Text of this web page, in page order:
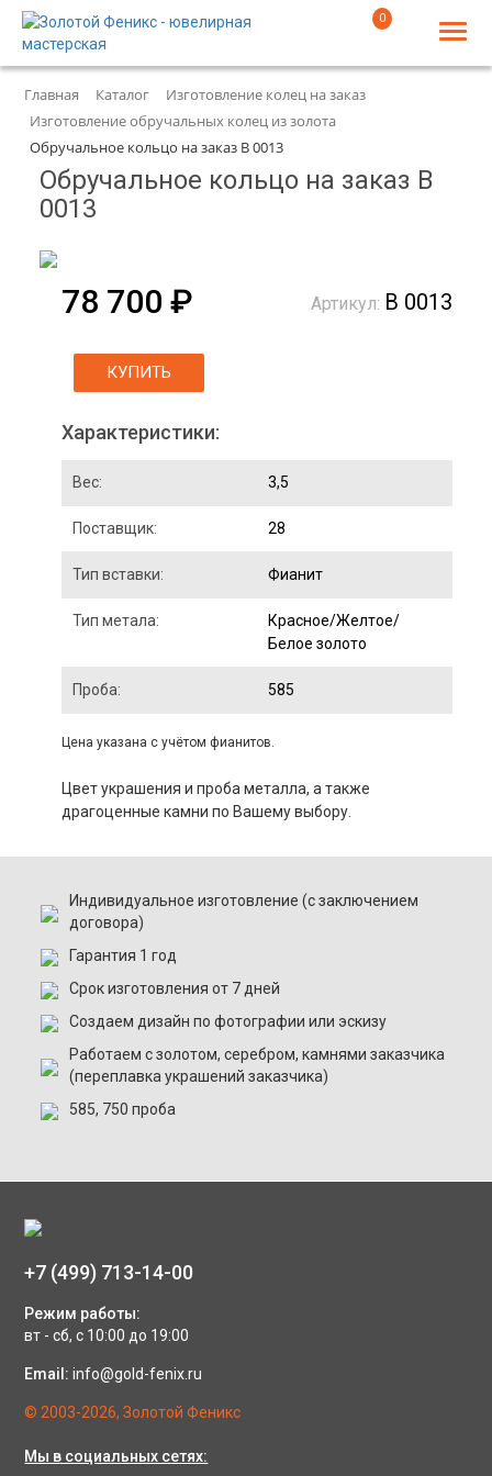
0
Главная Каталог
Изготовление колец на заказ
Изготовление обручальных колец из золота
Обручальное кольцо на заказ В 0013
Обручальное кольцо на заказ В
0013
78 700 ₽ Артикул: В 0013
КУПИТЬ
Характеристики:
Вес: 3,5
Поставщик: 28
Тип вставки: Фианит
Тип метала:
Красное/Желтое/
Белое золото
Проба: 585
Цена указана с учётом фианитов.
Цвет украшения и проба металла, а также
драгоценные камни по Вашему выбору.
Индивидуальное изготовление (с заключением
договора)
Гарантия 1 год
Срок изготовления от 7 дней
Создаем дизайн по фотографии или эскизу
Работаем с золотом, серебром, камнями заказчика
(переплавка украшений заказчика)
585, 750 проба
Мы в социальных сетях:
+7 (499) 713-14-00
Режим работы:
вт - сб, с 10:00 до 19:00
Email: info@gold-fenix.ru
© 2003-2026, Золотой Феникс